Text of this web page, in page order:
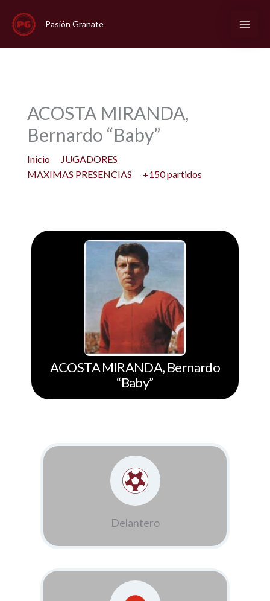
contenido
Pasión Granate
ACOSTA MIRANDA,
Bernardo “Baby”
Inicio
JUGADORES
MAXIMAS PRESENCIAS
+150 partidos
ACOSTA MIRANDA, Bernardo
“Baby”
Delantero